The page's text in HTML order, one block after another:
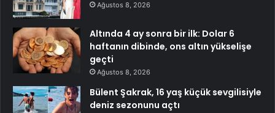
Ağustos 8, 2026
Altında 4 ay sonra bir ilk: Dolar 6
haftanın dibinde, ons altın yükselişe
geçti
Ağustos 8, 2026
Bülent Şakrak, 16 yaş küçük sevgilisiyle
deniz sezonunu açtı